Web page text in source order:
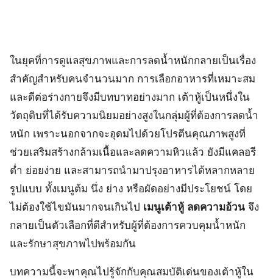
ในยุคที่การดูแลสุขภาพและการลดน้ำหนักกลายเป็นเรื่อง
สำคัญสำหรับคนจำนวนมาก การเลือกอาหารที่เหมาะสม
และดีต่อร่างกายจึงมีบทบาทอย่างมาก เต้าหู้เป็นหนึ่งใน
วัตถุดิบที่ได้รับความนิยมอย่างสูงในกลุ่มผู้ที่ต้องการลดน้ำ
หนัก เพราะนอกจากจะอุดมไปด้วยโปรตีนคุณภาพสูงที่
ช่วยเสริมสร้างกล้ามเนื้อและลดความหิวแล้ว ยังมีแคลอรี
ต่ำ ย่อยง่าย และสามารถนำมาปรุงอาหารได้หลากหลาย
รูปแบบ ทั้งเมนูต้ม นึ่ง ย่าง หรือผัดอย่างมีประโยชน์ โดย
ไม่ต้องใช้ไขมันมากจนเกินไป เมนูเต้าหู้ ลดความอ้วน จึง
กลายเป็นตัวเลือกที่ดีสำหรับผู้ที่ต้องการควบคุมน้ำหนัก
และรักษาสุขภาพไปพร้อมกัน
บทความนี้จะพาคุณไปรู้จักกับคุณสมบัติเด่นของเต้าหู้ใน